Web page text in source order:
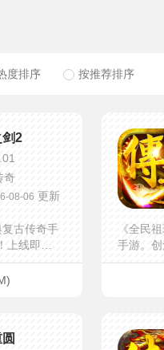
度排序 按推荐排序
剑2
奇
08-06 更新
复古传奇手
线即送
豪礼在线
图精彩纷
《全民
手游。创
回收等
代币，
同时充值